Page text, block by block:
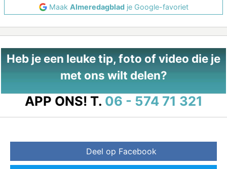
Maak Almeredagbladje Google-favoriet
Heb je een leuke tip, foto of video die je
met ons wilt delen?
APP ONS! T. 06 - 574 71 321
Deel op Facebook